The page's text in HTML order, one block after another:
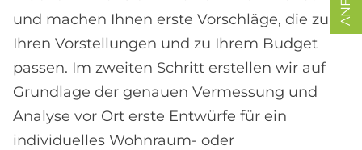
und machen Ihnen erste Vorschläge, die zu
Ihren Vorstellungen und zu Ihrem Budget
passen. Im zweiten Schritt erstellen wir auf
Grundlage der genauen Vermessung und
Analyse vor Ort erste Entwürfe für ein
individuelles Wohnraum- oder